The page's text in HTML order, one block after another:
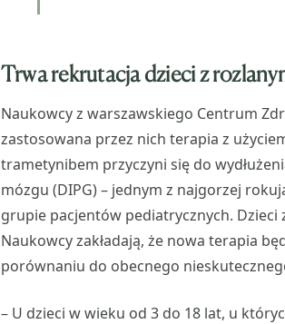
Trwa rekrutacja dzieci z
Naukowcy z warszawskiego Centrum
zastosowana przez nich terapia z
trametynibem przyczyni się do
mózgu (DIPG) – jednym z najgorzej
grupie pacjentów pediatrycznych. Dzieci
Naukowcy zakładają, że nowa terapia
porównaniu do obecnego
– U dzieci w wieku od 3 do 18 lat, u